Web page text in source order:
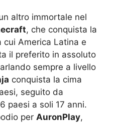
altro immortale nel
, che conquista la
cui America Latina e
il preferito in assoluto
sempre a livello
conquista la cima
seguito da
paesi a soli 17 anni.
per AuronPlay,